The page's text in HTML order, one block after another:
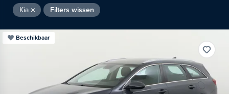
Kia Filters wissen
Beschikbaar